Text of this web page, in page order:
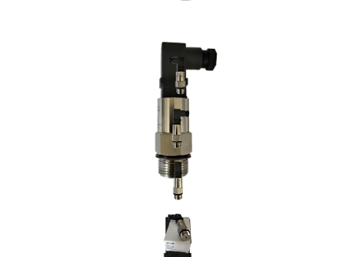
ЭКОМЕРА МАНОМЕТРЫ, СЧЕТЧИКИ ВОДЫ